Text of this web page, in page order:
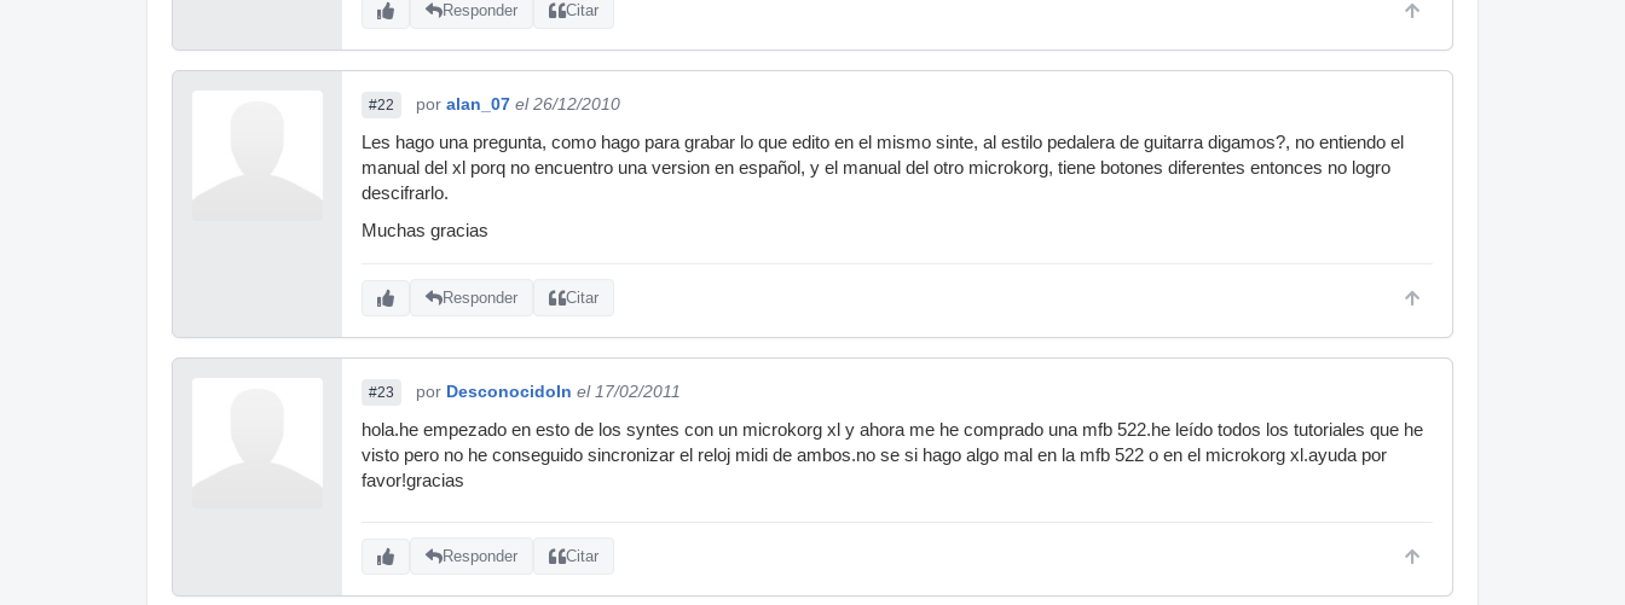
Responder Citar
#22 por alan_07 el 26/12/2010
Les hago una pregunta, como hago para grabar lo que edito en el mismo sinte, al estilo pedalera de guitarra digamos?, no entiendo el
manual del xl porq no encuentro una version en español, y el manual del otro microkorg, tiene botones diferentes entonces no logro
descifrarlo.
Muchas gracias
Responder Citar
#23 por DesconocidoIn el 17/02/2011
hola.he empezado en esto de los syntes con un microkorg xl y ahora me he comprado una mfb 522.he leído todos los tutoriales que he
visto pero no he conseguido sincronizar el reloj midi de ambos.no se si hago algo mal en la mfb 522 o en el microkorg xl.ayuda por
favor!gracias
Responder Citar